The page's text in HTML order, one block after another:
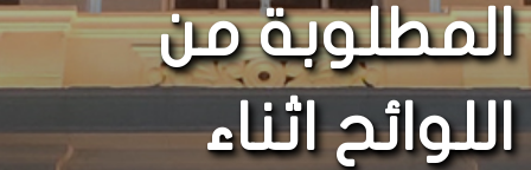
المطلوبة من
اللوائح اثناء